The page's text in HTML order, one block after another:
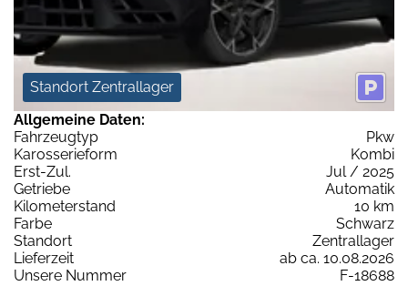
Standort Zentrallager
Allgemeine Daten:
Fahrzeugtyp
Pkw
Karosserieform
Kombi
Erst-Zul.
Jul / 2025
Getriebe
Automatik
Kilometerstand
10 km
Farbe
Schwarz
Standort
Zentrallager
Lieferzeit
ab ca. 10.08.2026
Unsere Nummer
F-18688